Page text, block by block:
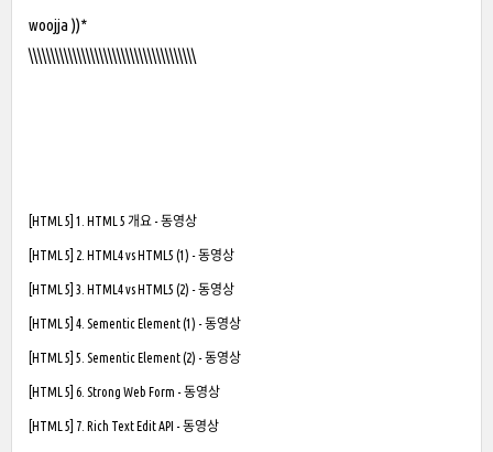
woojja ))*
\\\\\\\\\\\\\\\\\\\\\\\\\\\\\\\\\\\\\\
[HTML 5] 1. HTML 5 개요 - 동영상
[HTML 5] 2. HTML4 vs HTML5 (1) - 동영상
[HTML 5] 3. HTML4 vs HTML5 (2) - 동영상
[HTML 5] 4. Sementic Element (1) - 동영상
[HTML 5] 5. Sementic Element (2) - 동영상
[HTML 5] 6. Strong Web Form - 동영상
[HTML 5] 7. Rich Text Edit API - 동영상